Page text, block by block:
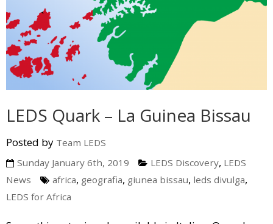
LEDS Quark – La Guinea Bissau
Posted by Team LEDS
Sunday January 6th, 2019
LEDS Discovery, LEDS
News
africa, geografia, giunea bissau, leds divulga,
LEDS for Africa